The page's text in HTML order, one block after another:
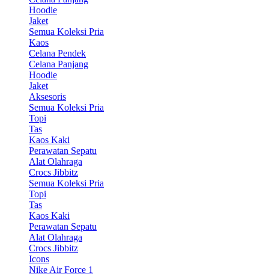
Hoodie
Jaket
Semua Koleksi Pria
Kaos
Celana Pendek
Celana Panjang
Hoodie
Jaket
Aksesoris
Semua Koleksi Pria
Topi
Tas
Kaos Kaki
Perawatan Sepatu
Alat Olahraga
Crocs Jibbitz
Semua Koleksi Pria
Topi
Tas
Kaos Kaki
Perawatan Sepatu
Alat Olahraga
Crocs Jibbitz
Icons
Nike Air Force 1